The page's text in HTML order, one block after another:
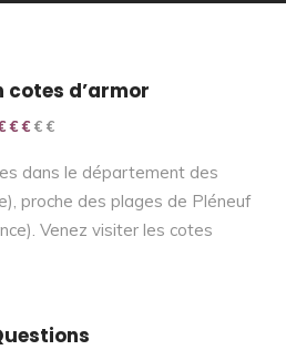
cotes d’armor
€ € € €
€ €
dans le département des
proche des plages de Pléneuf
Venez visiter les cotes